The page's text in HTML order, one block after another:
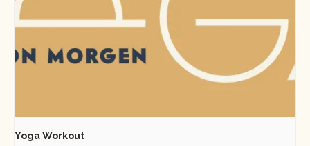
Yoga Workout